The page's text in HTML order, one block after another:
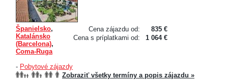
Cena zájazdu od:
835 €
Cena s príplatkami od:
1 064 €
Španielsko,
Katalánsko
(Barcelona),
Coma-Ruga
- Pobytové zájazdy
Zobraziť všetky termíny a popis zájazdu »